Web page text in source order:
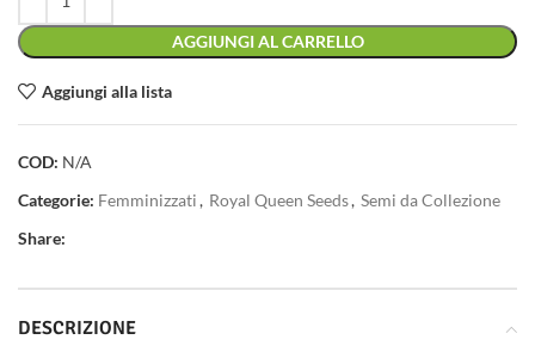
AGGIUNGI AL CARRELLO
Aggiungi alla lista
COD: N/A
Categorie: Femminizzati, Royal Queen Seeds, Semi da Collezione
Share:
DESCRIZIONE